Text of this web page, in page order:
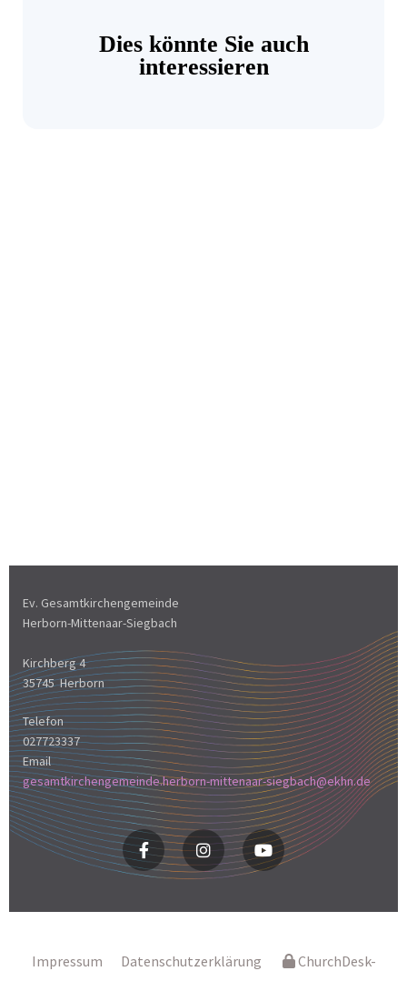
Dies könnte Sie auch
interessieren
Ev. Gesamtkirchengemeinde
Herborn-Mittenaar-Siegbach
Kirchberg 4
35745 Herborn
Telefon
027723337
Email
gesamtkirchengemeinde.herborn-mittenaar-siegbach@ekhn.de
Impressum Datenschutzerklärung
ChurchDesk-